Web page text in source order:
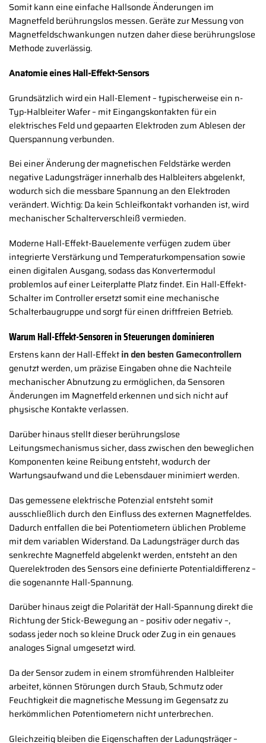
Somit kann eine einfache Hallsonde Änderungen im
Magnetfeld berührungslos messen. Geräte zur Messung von
Magnetfeldschwankungen nutzen daher diese berührungslose
Methode zuverlässig.
Anatomie eines Hall-Effekt-Sensors
Grundsätzlich wird ein Hall-Element – ​​typischerweise ein n-
Typ-Halbleiter Wafer – mit Eingangskontakten für ein
elektrisches Feld und gepaarten Elektroden zum Ablesen der
Querspannung verbunden.
Bei einer Änderung der magnetischen Feldstärke werden
negative Ladungsträger innerhalb des Halbleiters abgelenkt,
wodurch sich die messbare Spannung an den Elektroden
verändert. Wichtig: Da kein Schleifkontakt vorhanden ist, wird
mechanischer Schalterverschleiß vermieden.
Moderne Hall-Effekt-Bauelemente verfügen zudem über
integrierte Verstärkung und Temperaturkompensation sowie
einen digitalen Ausgang, sodass das Konvertermodul
problemlos auf einer Leiterplatte Platz findet. Ein Hall-Effekt-
Schalter im Controller ersetzt somit eine mechanische
Schalterbaugruppe und sorgt für einen driftfreien Betrieb.
Warum Hall-Effekt-Sensoren in Steuerungen dominieren
Erstens kann der Hall-Effektin den besten Gamecontrollern
genutzt werden, um präzise Eingaben ohne die Nachteile
mechanischer Abnutzung zu ermöglichen, da Sensoren
Änderungen im Magnetfeld erkennen und sich nicht auf
physische Kontakte verlassen.
Darüber hinaus stellt dieser berührungslose
Leitungsmechanismus sicher, dass zwischen den beweglichen
Komponenten keine Reibung entsteht, wodurch der
Wartungsaufwand und die Lebensdauer minimiert werden.
Das gemessene elektrische Potenzial entsteht somit
ausschließlich durch den Einfluss des externen Magnetfeldes.
Dadurch entfallen die bei Potentiometern üblichen Probleme
mit dem variablen Widerstand. Da Ladungsträger durch das
senkrechte Magnetfeld abgelenkt werden, entsteht an den
Querelektroden des Sensors eine definierte Potentialdifferenz –
die sogenannte Hall-Spannung.
Darüber hinaus zeigt die Polarität der Hall-Spannung direkt die
Richtung der Stick-Bewegung an – positiv oder negativ –,
sodass jeder noch so kleine Druck oder Zug in ein genaues
analoges Signal umgesetzt wird.
Da der Sensor zudem in einem stromführenden Halbleiter
arbeitet, können Störungen durch Staub, Schmutz oder
Feuchtigkeit die magnetische Messung im Gegensatz zu
herkömmlichen Potentiometern nicht unterbrechen.
Gleichzeitig bleiben die Eigenschaften der Ladungsträger –